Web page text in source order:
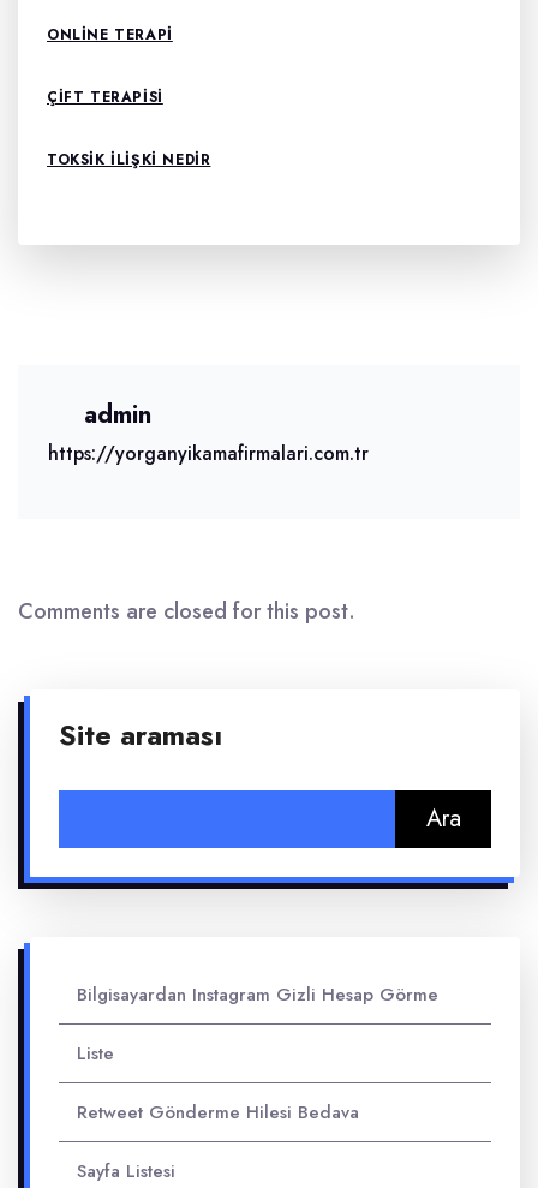
ONLINE TERAPI
ÇIFT TERAPISI
TOKSIK ILIŞKI NEDIR
admin
https://yorganyikamafirmalari.com.tr
Comments are closed for this post.
Site araması
Bilgisayardan Instagram Gizli Hesap Görme
Liste
Retweet Gönderme Hilesi Bedava
Sayfa Listesi